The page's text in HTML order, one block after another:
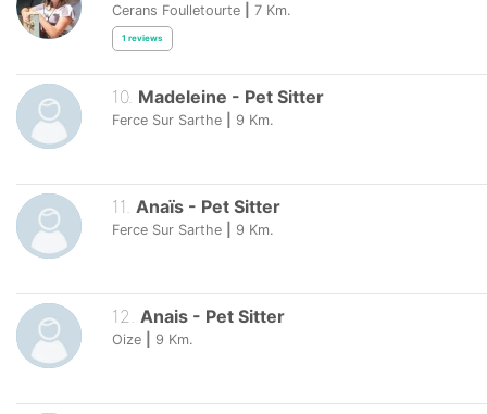
Cerans Foulletourte 7 Km.
1 reviews
10. Madeleine - Pet Sitter
Ferce Sur Sarthe 9 Km.
11 Anaïs - Pet Sitter
Ferce Sur Sarthe 9 Km.
12. Anais - Pet Sitter
Oize 9 Km.